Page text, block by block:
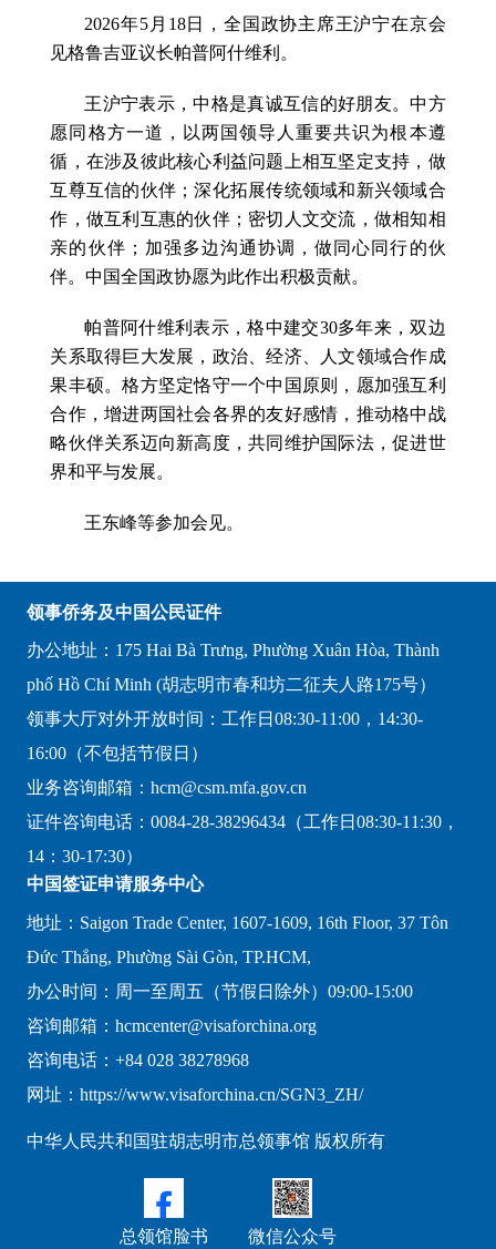
2026年5月18日，全国政协主席王沪宁在京会
见格鲁吉亚议长帕普阿什维利。
王沪宁表示，中格是真诚互信的好朋友。中方
愿同格方一道，以两国领导人重要共识为根本遵
循，在涉及彼此核心利益问题上相互坚定支持，做
互尊互信的伙伴；深化拓展传统领域和新兴领域合
作，做互利互惠的伙伴；密切人文交流，做相知相
亲的伙伴；加强多边沟通协调，做同心同行的伙
伴。中国全国政协愿为此作出积极贡献。
帕普阿什维利表示，格中建交30多年来，双边
关系取得巨大发展，政治、经济、人文领域合作成
果丰硕。格方坚定恪守一个中国原则，愿加强互利
合作，增进两国社会各界的友好感情，推动格中战
略伙伴关系迈向新高度，共同维护国际法，促进世
界和平与发展。
王东峰等参加会见。
领事侨务及中国公民证件
办公地址：175 Hai Bà Trưng, Phường Xuân Hòa, Thành
phố Hồ Chí Minh (胡志明市春和坊二征夫人路175号）
领事大厅对外开放时间：工作日08:30-11:00，14:30-
16:00（不包括节假日）
业务咨询邮箱：hcm@csm.mfa.gov.cn
证件咨询电话：0084-28-38296434（工作日08:30-11:30，
14：30-17:30）
中国签证申请服务中心
地址：Saigon Trade Center, 1607-1609, 16th Floor, 37 Tôn
Đức Thắng, Phường Sài Gòn, TP.HCM,
办公时间：周一至周五（节假日除外）09:00-15:00
咨询邮箱：hcmcenter@visaforchina.org
咨询电话：+84 028 38278968
网址：https://www.visaforchina.cn/SGN3_ZH/
中华人民共和国驻胡志明市总领事馆 版权所有
总领馆脸书 微信公众号